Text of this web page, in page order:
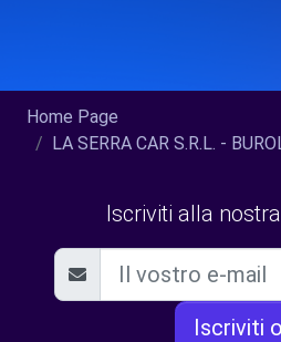
Home Page
LA SERRA CAR S.R.L. -
Iscriviti alla
Iscriviti